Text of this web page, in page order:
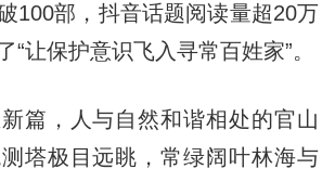
100部，抖音话题阅读量超20万
“让保护意识飞入寻常百姓家”。
，人与自然和谐相处的官山
塔极目远眺，常绿阔叶林海与